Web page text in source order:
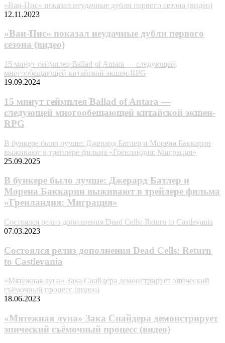
«Ван-Пис» показал неудачные дубли первого сезона (видео)
12.11.2023
«Ван-Пис» показал неудачные дубли первого
сезона (видео)
15 минут геймплея Ballad of Antara — следующей
многообещающей китайской экшен-RPG
19.09.2024
15 минут геймплея Ballad of Antara —
следующей многообещающей китайской экшен-
RPG
В бункере было лучше: Джерард Батлер и Морена Баккарин
выживают в трейлере фильма «Гренландия: Миграция»
25.09.2025
В бункере было лучше: Джерард Батлер и
Морена Баккарин выживают в трейлере фильма
«Гренландия: Миграция»
Состоялся релиз дополнения Dead Cells: Return to Castlevania
07.03.2023
Состоялся релиз дополнения Dead Cells: Return
to Castlevania
«Мятежная луна» Зака Снайдера демонстрирует эпический
съёмочный процесс (видео)
18.06.2023
«Мятежная луна» Зака Снайдера демонстрирует
эпический съёмочный процесс (видео)